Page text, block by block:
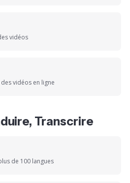
vidéos
vidéos en ligne
Transcrire
de 100 langues